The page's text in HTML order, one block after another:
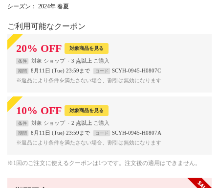
シーズン ： 2024年 春夏
ご利用可能なクーポン
20% OFF 対象商品を見る
条件 対象 ショップ 3 点以上
期間 8月11日 (Tue) 23:59まで コード
SCYH-0945-H0807C
※返品により条件を満たさない場合、割引は無効になります
10% OFF 対象商品を見る
条件 対象 ショップ 2 点以上
期間 8月11日 (Tue) 23:59まで コード
SCYH-0945-H0807A
※返品により条件を満たさない場合、割引は無効になります
※1回のご注文に使えるクーポンは1つです。注文後の適用はできません。